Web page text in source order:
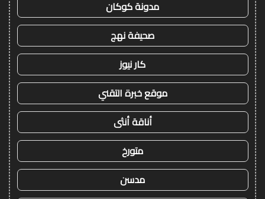
مدونة كوكان
صحيفة نهج
كار نيوز
موقع خبرة التقني
أناقة أنثى
متورخ
مدسن